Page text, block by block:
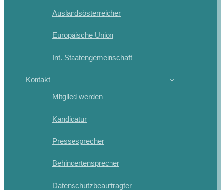
Auslandsösterreicher
Europäische Union
Int. Staatengemeinschaft
Kontakt
Mitglied werden
Kandidatur
Pressesprecher
Behindertensprecher
Datenschutzbeauftragter